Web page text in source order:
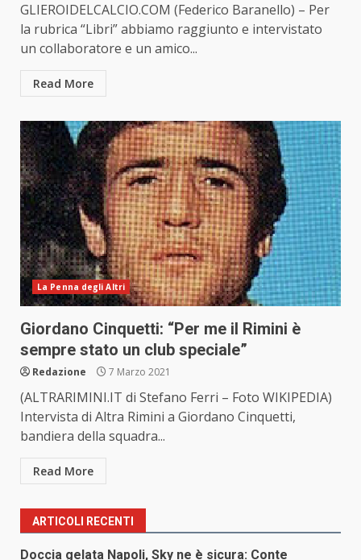
GLIEROIDELCALCIO.COM (Federico Baranello) – Per
la rubrica “Libri” abbiamo raggiunto e intervistato
un collaboratore e un amico...
Read More
La Penna degli Altri
Giordano Cinquetti: “Per me il Rimini è
sempre stato un club speciale”
Redazione 7 Marzo 2021
(ALTRARIMINI.IT di Stefano Ferri – Foto WIKIPEDIA)
Intervista di Altra Rimini a Giordano Cinquetti,
bandiera della squadra...
Read More
ARTICOLI RECENTI
Doccia gelata Napoli, Sky ne è sicura: Conte